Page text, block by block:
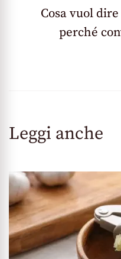
Cosa vuol
perché
Leggi anche